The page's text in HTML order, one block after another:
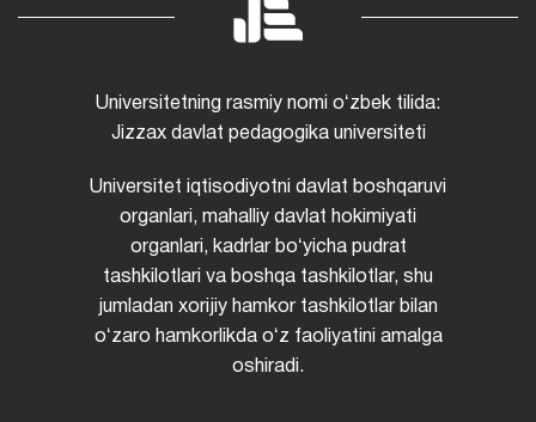
Universitetning rasmiy nomi oʻzbek tilida:
Jizzax davlat pedagogika universiteti
Universitet iqtisodiyotni davlat boshqaruvi
organlari, mahalliy davlat hokimiyati
organlari, kadrlar boʻyicha pudrat
tashkilotlari va boshqa tashkilotlar, shu
jumladan xorijiy hamkor tashkilotlar bilan
oʻzaro hamkorlikda oʻz faoliyatini amalga
oshiradi.